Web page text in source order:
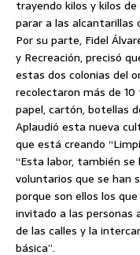
trayendo kilos y kilos
parar a las alcantarillas
Por su parte, Fidel
y Recreación, precisó
estas dos colonias del
recolectaron más de
papel, cartón, botellas
Aplaudió esta nueva
que está creando
“Esta labor, también
voluntarios que se han
porque son ellos los
invitado a las personas
de las calles y la
básica”.